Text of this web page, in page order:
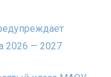
2026 — 2027